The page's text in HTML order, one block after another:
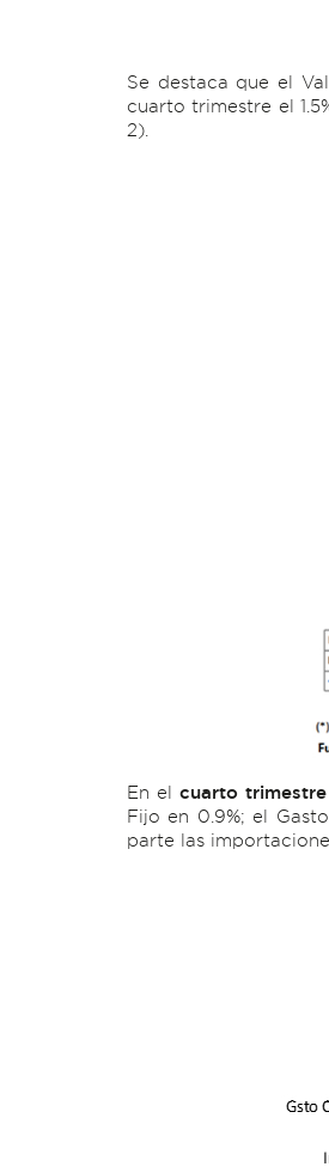
Se destaca que el
cuarto trimestre el
2).
En el cuarto trimestre
Fijo en 0.9%; el
parte las